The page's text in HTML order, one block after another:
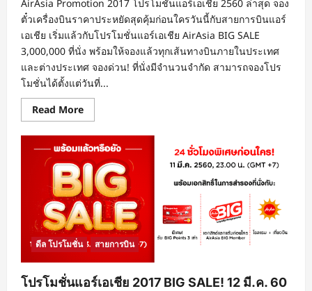
บาท
AirAsia Promotion 2017 โปรโมชั่นแอร์เอเชีย 2560 ล่าสุด จอง
ตั๋วเครื่องบินราคาประหยัดสุดคุ้มก่อนใครวันนี้กับสายการบินแอร์
เอเชีย เริ่มแล้วกับโปรโมชั่นแอร์เอเชีย AirAsia BIG SALE
3,000,000 ที่นั่ง พร้อมให้จองแล้วทุกเส้นทางบินภายในประเทศ
และต่างประเทศ จองด่วน! ที่นั่งมีจำนวนจำกัด สามารถจองโปร
โมชั่นได้ตั้งแต่วันที่...
Read MoreRead
more
โปร
โม
ชั่น
แอร์
เอเชีย
2017
BIG
SALE
3,000,000
ที่
นั่ง
มี
จำนวน
จำกัด
จอง
ด่วน!
ดีล โปรโมชั่น สายการบิน
โปรโมชั่นแอร์เอเชีย 2017 BIG SALE! 12 มี.ค. 60